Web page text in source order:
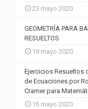
23 mayo 2020
GEOMETRÍA PARA
RESUELTOS
19 mayo 2020
Ejercicios Resueltos
de Ecuaciones por
Cramer para
16 mayo 2020